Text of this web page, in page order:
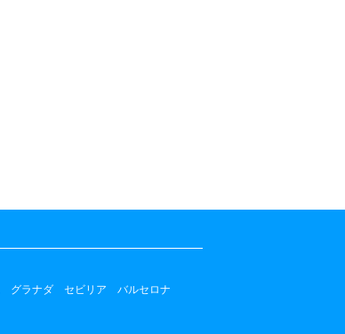
グラナダ セビリア
バルセロナ